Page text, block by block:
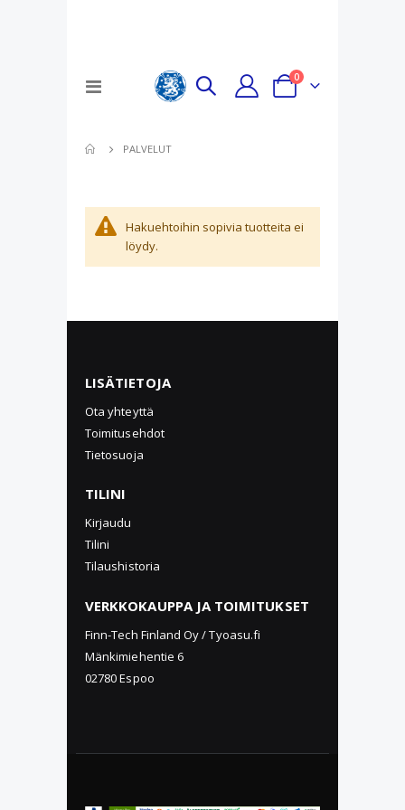
Toggle
Cart
0tuotteet
PALVELUT
Hakuehtoihin sopivia tuotteita ei
löydy.
LISÄTIETOJA
Ota yhteyttä
Toimitusehdot
Tietosuoja
TILINI
Kirjaudu
Tilini
Tilaushistoria
VERKKOKAUPPA JA TOIMITUKSET
Finn-Tech Finland Oy / Tyoasu.fi
Mänkimiehentie 6
02780 Espoo